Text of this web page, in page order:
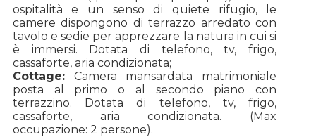
ospitalità e un senso di quiete rifugio, le
camere dispongono di terrazzo arredato con
tavolo e sedie per apprezzare la natura in cui si
è immersi. Dotata di telefono, tv, frigo,
cassaforte, aria condizionata;
Cottage:Camera mansardata matrimoniale
posta al primo o al secondo piano con
terrazzino. Dotata di telefono, tv, frigo,
cassaforte, aria condizionata. (Max
occupazione: 2 persone).